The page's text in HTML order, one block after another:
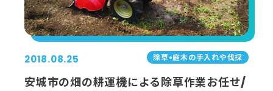
2018.08.25 除草•庭⽊の⼿⼊れや伐採
安城市の畑の耕運機による除草作業お任せ/